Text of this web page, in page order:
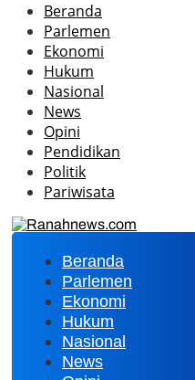
Beranda
Parlemen
Ekonomi
Hukum
Nasional
News
Opini
Pendidikan
Politik
Pariwisata
Beranda
Parlemen
Ekonomi
Hukum
Nasional
News